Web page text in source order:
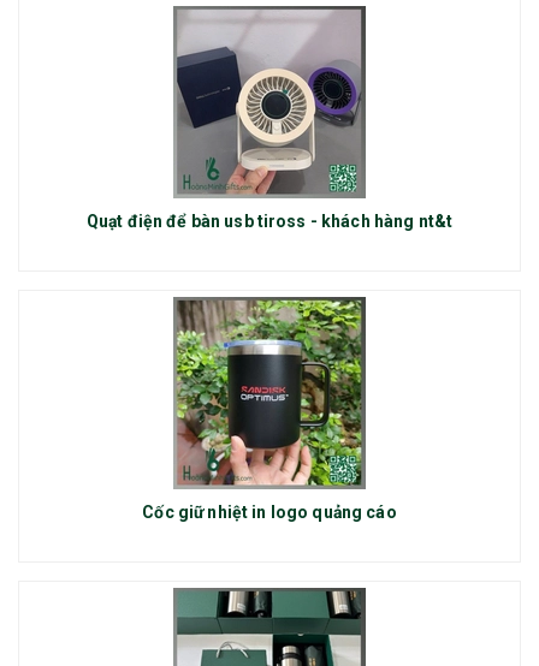
Quạt điện để bàn usb tiross - khách hàng nt&t
Cốc giữ nhiệt in logo quảng cáo